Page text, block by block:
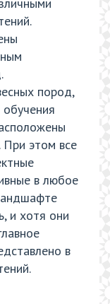
пород,
При этом все
в любое
и хотя они
в